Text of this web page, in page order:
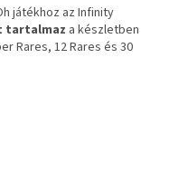
játékhoz az Infinity
tartalmaz a készletben
Rares, 12 Rares és 30